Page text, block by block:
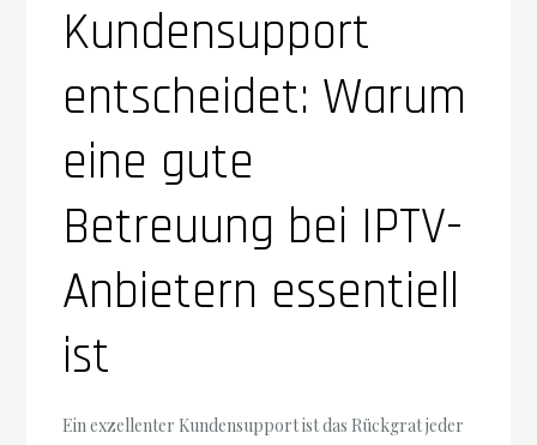
Kundensupport
entscheidet: Warum
eine gute
Betreuung bei IPTV-
Anbietern essentiell
ist
Ein exzellenter Kundensupport ist das Rückgrat jeder